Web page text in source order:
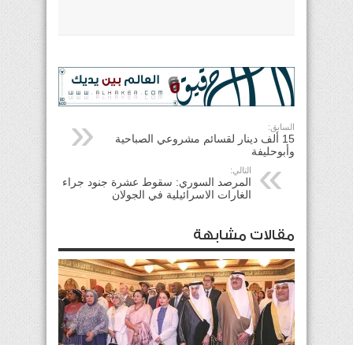
السابق:
15 ألف دينار لقسائم مشروعي الصباحية
وأبوحليفة
التالي:
المرصد السوري: سقوط عشرة جنود جراء
الغارات الاسرائيلية في الجولان
مقالات مشابهة